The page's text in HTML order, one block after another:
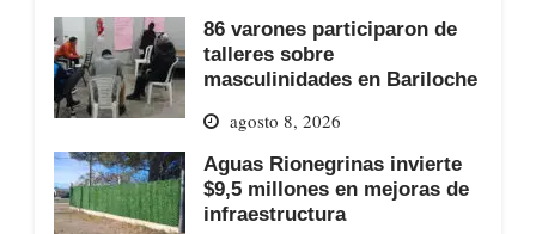
86 varones participaron de
talleres sobre
masculinidades en Bariloche
agosto 8, 2026
Aguas Rionegrinas invierte
$9,5 millones en mejoras de
infraestructura